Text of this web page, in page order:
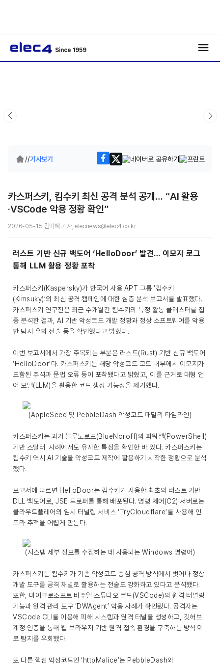
Since 1959
//기사보기
카스퍼스키, 킴수키 최신 공격 분석 공개… “AI 활용
·VSCode 악용 정황 확인”
2026-05-15 김미혜 기자, elecnews@elec4.co.kr
러스트 기반 신규 백도어 ‘HelloDoor’ 발견… 이모지 로그
통해 LLM 활용 정황 포착
카스퍼스키(Kaspersky)가 한국어 사용 APT 그룹 ‘킴수키
(Kimsuky)’의 최신 공격 캠페인에 대한 심층 분석 보고서를 발표했다.
카스퍼스키 연구진은 최근 수개월간 킴수키의 특정 활동 클러스터를 집
중 분석한 결과, AI 기반 악성코드 개발 정황과 정상 소프트웨어를 악용
한 탐지 우회 전술 등을 확인했다고 밝혔다.
이번 보고서에서 가장 주목되는 부분은 러스트(Rust) 기반 신규 백도어
‘HelloDoor’다. 카스퍼스키는 해당 악성코드 코드 내부에서 이모지가
포함된 주석과 문법 오류 등이 포착됐다고 밝혔고, 이를 근거로 대형 언
어 모델(LLM)을 활용한 코드 생성 가능성을 제기했다.
(AppleSeed 및 PebbleDash 악성코드 패밀리 타임라인)
카스퍼스키는 과거 블루노로프(BlueNoroff)의 파워셸(PowerShell)
기반 스틸러 사례에서도 유사한 특징을 확인한 바 있다. 카스퍼스키는
킴수키 역시 AI 기술을 악성코드 제작에 활용하기 시작한 정황으로 분석
했다.
보고서에 따르면 HelloDoor는 킴수키가 사용한 최초의 러스트 기반
DLL 백도어로, JSE 드로퍼를 통해 배포된다. 명령·제어(C2) 서버로는
클라우드플레어의 임시 터널링 서비스 ‘TryCloudflare’를 사용해 인
프라 추적을 어렵게 만든다.
(시스템 세부 정보를 수집하는 데 사용되는 Windows 명령어)
카스퍼스키는 킴수키가 기존 악성코드 중심 공격 방식에서 벗어나 정상
개발 도구를 공격 채널로 활용하는 전술도 강화하고 있다고 분석했다.
또한, 마이크로소프트 비주얼 스튜디오 코드(VSCode)의 원격 터널링
기능과 원격 관리 도구 ‘DWAgent’ 악용 사례가 확인됐다. 공격자는
VSCode CLI를 이용해 피해 시스템과 원격 터널을 생성하고, 깃허브
계정 인증을 통해 웹 브라우저 기반 원격 접속 환경을 구축하는 방식으
로 탐지를 우회했다.
또 다른 핵심 악성코드인 ‘httpMalice’는 PebbleDash와